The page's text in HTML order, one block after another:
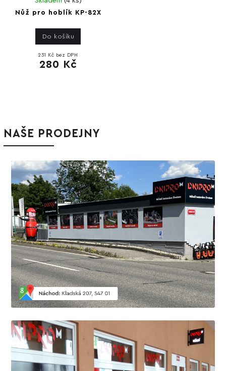
Nůž pro hoblík KP-82X
231 Kč bez DPH
280 Kč
Do košíku
NAŠE PRODEJNY